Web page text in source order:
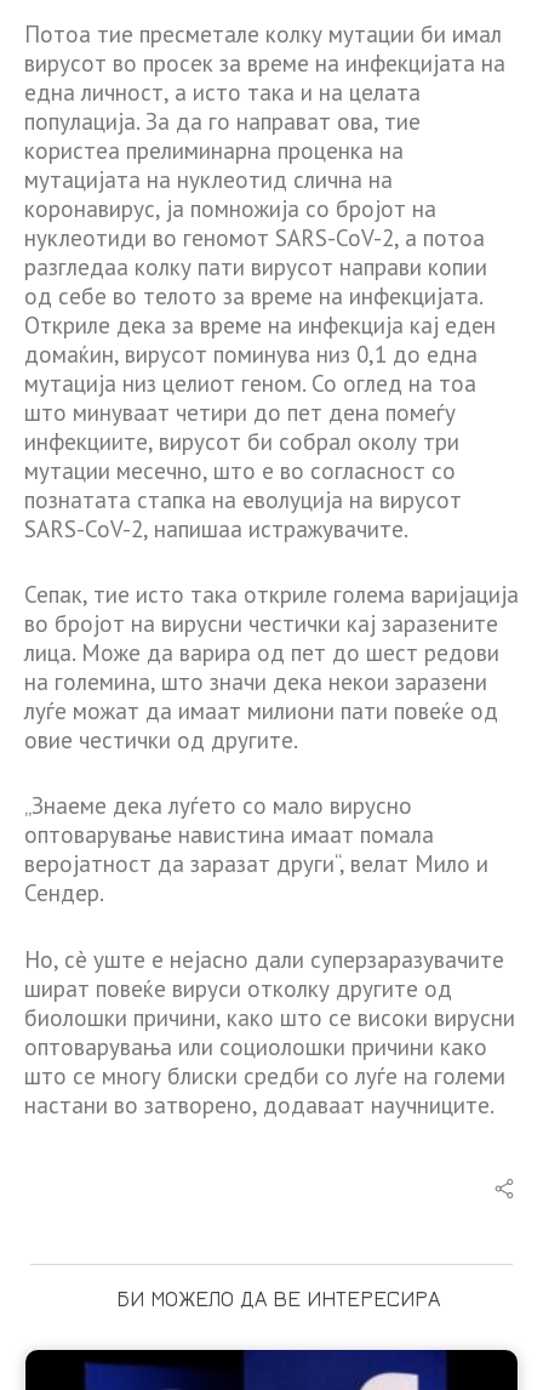
Потоа тие пресметале колку мутации би имал
вирусот во просек за време на инфекцијата на
една личност, а исто така и на целата
популација. За да го направат ова, тие
користеа прелиминарна проценка на
мутацијата на нуклеотид слична на
коронавирус, ја помножија со бројот на
нуклеотиди во геномот SARS-CoV-2, а потоа
разгледаа колку пати вирусот направи копии
од себе во телото за време на инфекцијата.
Откриле дека за време на инфекција кај еден
домаќин, вирусот поминува низ 0,1 до една
мутација низ целиот геном. Со оглед на тоа
што минуваат четири до пет дена помеѓу
инфекциите, вирусот би собрал околу три
мутации месечно, што е во согласност со
познатата стапка на еволуција на вирусот
SARS-CoV-2, напишаа истражувачите.
Сепак, тие исто така откриле голема варијација
во бројот на вирусни честички кај заразените
лица. Може да варира од пет до шест редови
на големина, што значи дека некои заразени
луѓе можат да имаат милиони пати повеќе од
овие честички од другите.
„Знаеме дека луѓето со мало вирусно
оптоварување навистина имаат помала
веројатност да заразат други“, велат Мило и
Сендер.
Но, сè уште е нејасно дали суперзаразувачите
шират повеќе вируси отколку другите од
биолошки причини, како што се високи вирусни
оптоварувања или социолошки причини како
што се многу блиски средби со луѓе на големи
настани во затворено, додаваат научниците.
БИ МОЖЕЛО ДА ВЕ ИНТЕРЕСИРА